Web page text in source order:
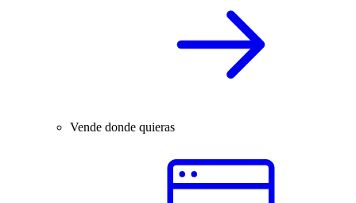
Vende donde quieras